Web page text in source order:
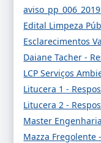
Edital Limpeza
Esclarecimentos
Daiane Tacher -
LCP Serviços
Litucera 1 -
Litucera 2 -
Master
Mazza Fregolente